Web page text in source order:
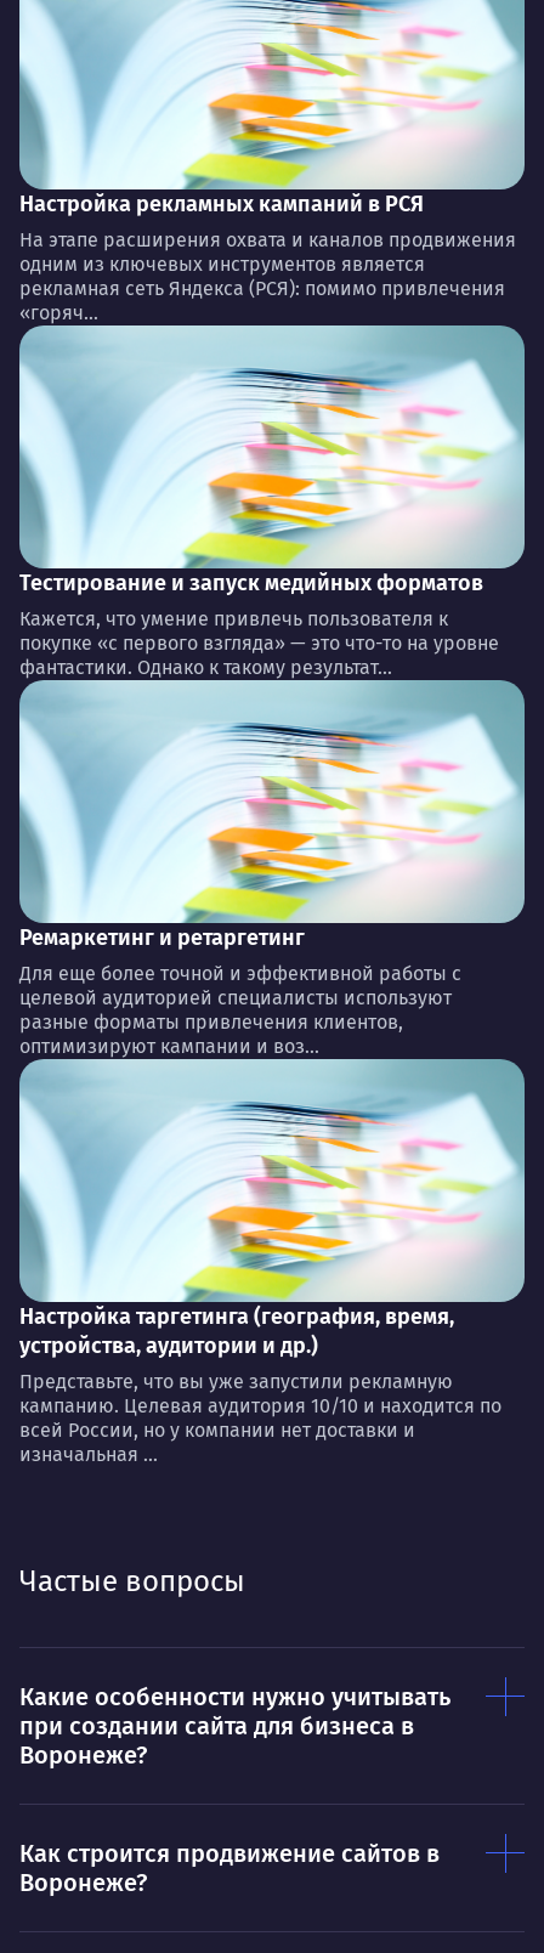
Настройка рекламных кампаний в РСЯ
На этапе расширения охвата и каналов продвижения
одним из ключевых инструментов является
рекламная сеть Яндекса (РСЯ): помимо привлечения
«горяч...
Тестирование и запуск медийных форматов
Кажется, что умение привлечь пользователя к
покупке «с первого взгляда» — это что-то на уровне
фантастики. Однако к такому результат...
Ремаркетинг и ретаргетинг
Для еще более точной и эффективной работы с
целевой аудиторией специалисты используют
разные форматы привлечения клиентов,
оптимизируют кампании и воз...
Настройка таргетинга (география, время,
устройства, аудитории и др.)
Представьте, что вы уже запустили рекламную
кампанию. Целевая аудитория 10/10 и находится по
всей России, но у компании нет доставки и
изначальная ...
Частые вопросы
Какие особенности нужно учитывать
при создании сайта для бизнеса в
Воронеже?
Как строится продвижение сайтов в
Воронеже?